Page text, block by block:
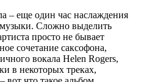
– еще один час наслаждения
Сложно выделить
просто не бывает
сочетание саксофона,
вокала Helen Rogers,
в некоторых треках,